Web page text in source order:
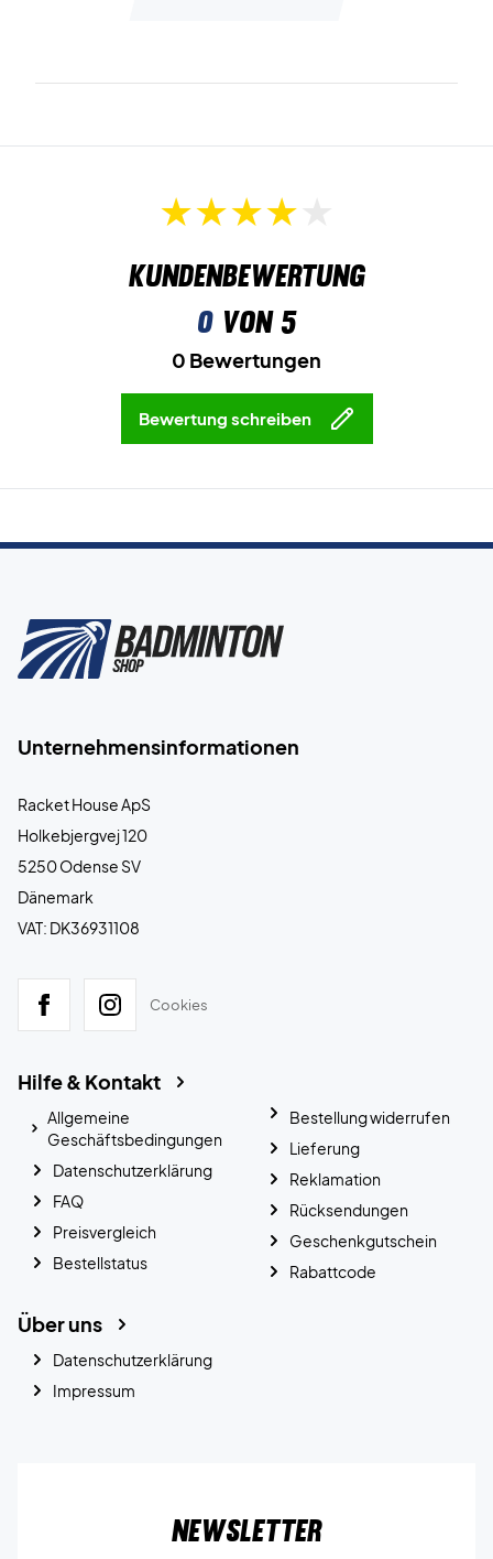
Kundenbewertung
0von 5
0 Bewertungen
Bewertung schreiben
Unternehmensinformationen
Racket House ApS
Holkebjergvej 120
5250 Odense SV
Dänemark
VAT: DK36931108
Cookies
Hilfe & Kontakt
Allgemeine
Geschäftsbedingungen
Datenschutzerklärung
FAQ
Preisvergleich
Bestellstatus
Bestellung widerrufen
Lieferung
Reklamation
Rücksendungen
Geschenkgutschein
Rabattcode
Über uns
Datenschutzerklärung
Impressum
Newsletter